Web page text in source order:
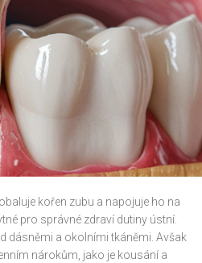
kořen zubu a napojuje ho na
pro správné zdraví dutiny ústní.
dásněmi a okolními tkáněmi. Avšak
nárokům, jako je kousání a